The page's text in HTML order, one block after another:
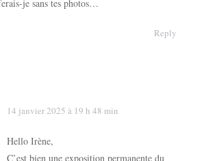
je sans tes photos…
Reply
says:
14 janvier 2025 à 19 h 48 min
Hello Irène,
C’est bien une exposition permanente du